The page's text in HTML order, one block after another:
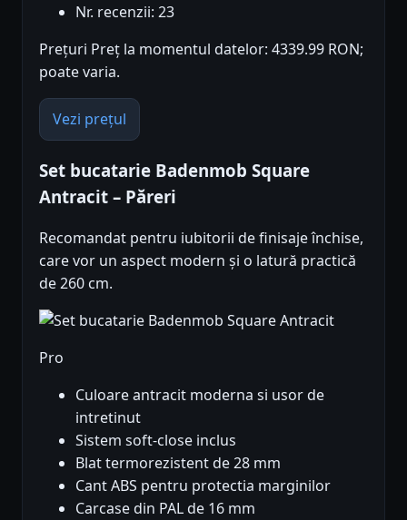
Nr. recenzii: 23
Prețuri Preț la momentul datelor: 4339.99 RON;
poate varia.
Vezi prețul
Set bucatarie Badenmob Square
Antracit – Păreri
Recomandat pentru iubitorii de finisaje închise,
care vor un aspect modern și o latură practică
de 260 cm.
Pro
Culoare antracit moderna si usor de
intretinut
Sistem soft-close inclus
Blat termorezistent de 28 mm
Cant ABS pentru protectia marginilor
Carcase din PAL de 16 mm